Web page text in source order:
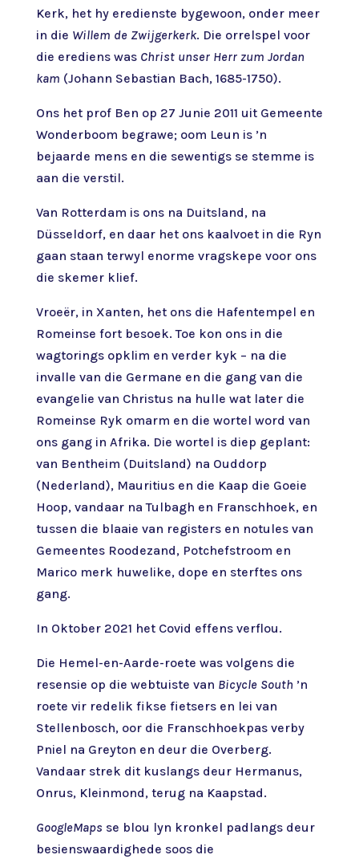
Kerk, het hy eredienste bygewoon, onder meer
in die Willem de Zwijgerkerk. Die orrelspel voor
die erediens was Christ unser Herr zum Jordan
kam (Johann Sebastian Bach, 1685-1750).
Ons het prof Ben op 27 Junie 2011 uit Gemeente
Wonderboom begrawe; oom Leun is ’n
bejaarde mens en die sewentigs se stemme is
aan die verstil.
Van Rotterdam is ons na Duitsland, na
Düsseldorf, en daar het ons kaalvoet in die Ryn
gaan staan terwyl enorme vragskepe voor ons
die skemer klief.
Vroeër, in Xanten, het ons die Hafentempel en
Romeinse fort besoek. Toe kon ons in die
wagtorings opklim en verder kyk – na die
invalle van die Germane en die gang van die
evangelie van Christus na hulle wat later die
Romeinse Ryk omarm en die wortel word van
ons gang in Afrika. Die wortel is diep geplant:
van Bentheim (Duitsland) na Ouddorp
(Nederland), Mauritius en die Kaap die Goeie
Hoop, vandaar na Tulbagh en Franschhoek, en
tussen die blaaie van registers en notules van
Gemeentes Roodezand, Potchefstroom en
Marico merk huwelike, dope en sterftes ons
gang.
In Oktober 2021 het Covid effens verflou.
Die Hemel-en-Aarde-roete was volgens die
resensie op die webtuiste van Bicycle South ’n
roete vir redelik fikse fietsers en lei van
Stellenbosch, oor die Franschhoekpas verby
Pniel na Greyton en deur die Overberg.
Vandaar strek dit kuslangs deur Hermanus,
Onrus, Kleinmond, terug na Kaapstad.
GoogleMaps se blou lyn kronkel padlangs deur
besienswaardighede soos die